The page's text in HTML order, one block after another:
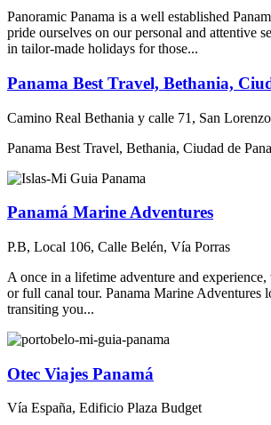
Panoramic Panama is a well established
pride ourselves on our personal and attentive
in tailor-made holidays for those...
Panama Best Travel, Bethania,
Camino Real Bethania y calle 71, San Lorenzo
Panama Best Travel, Bethania, Ciudad de
Panamá Marine Adventures
P.B, Local 106, Calle Belén, Vía Porras
A once in a lifetime adventure and
or full canal tour. Panama Marine Adventures
transiting you...
Otec Viajes Panamá
Vía España, Edificio Plaza Budget